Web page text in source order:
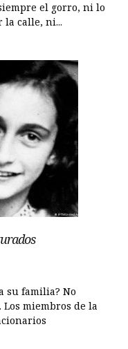
el gorro, ni lo
la calle, ni...
su familia? No
miembros de la